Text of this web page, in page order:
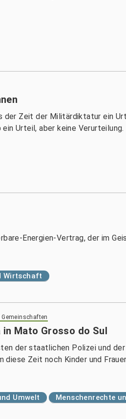
der Zeit der Militärdiktatur ein
Urteil, aber keine Verurteilung.
Energien-Vertrag, der im
Wirtschaft
Mato Grosso do Sul
der staatlichen Polizei und
Zeit noch Kinder und
Umwelt Menschenrechte